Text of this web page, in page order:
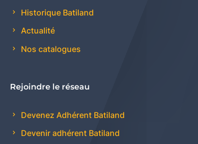
Historique Batiland
Actualité
Nos catalogues
Rejoindre le réseau
Devenez Adhérent Batiland
Devenir adhérent Batiland